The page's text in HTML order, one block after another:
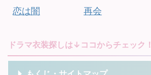
恋は闇 再会
ドラマ衣装探しは↓ココからチェック！